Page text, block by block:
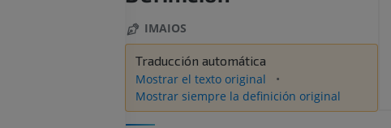
IMAIOS
Traducción automática
Mostrar el texto original
Mostrar siempre la definición original